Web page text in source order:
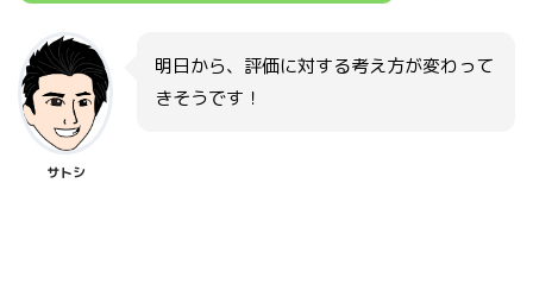
サトシ
明日から、評価に対する考え方が変わって
きそうです！